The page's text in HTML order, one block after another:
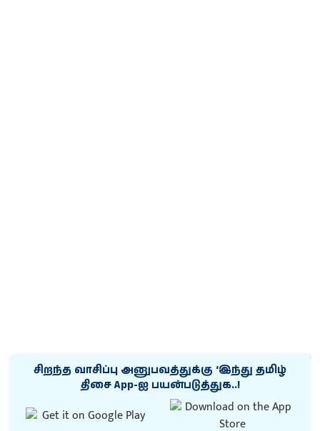
சிறந்த வாசிப்பு அனுபவத்துக்கு ‘இந்து தமிழ்
திசை App-ஐ பயன்படுத்துக..!